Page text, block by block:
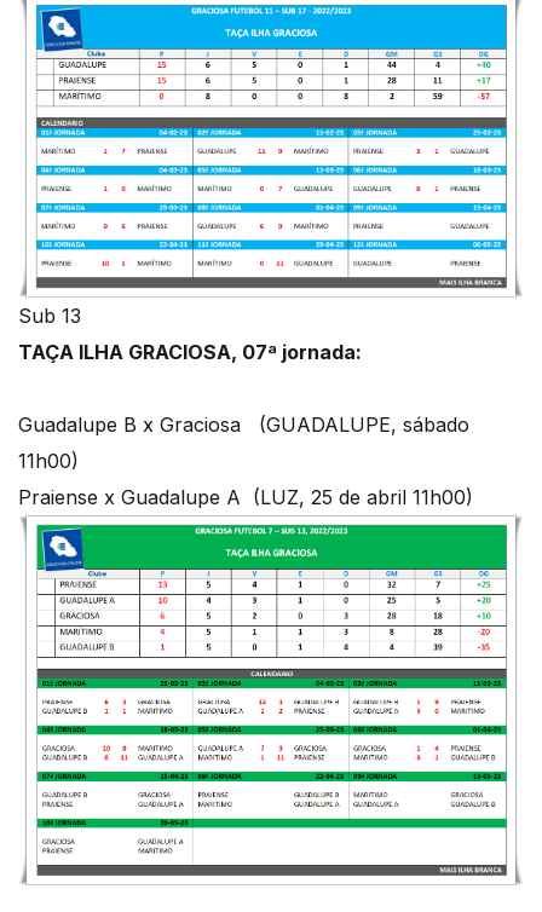
Sub 13
TAÇA ILHA GRACIOSA, 07ª jornada:
Guadalupe B x Graciosa (GUADALUPE, sábado
11h00)
Praiense x Guadalupe A (LUZ, 25 de abril 11h00)